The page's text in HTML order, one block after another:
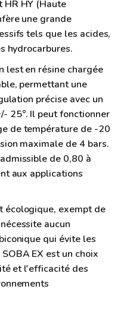
HR HY (Haute
une grande
tels que les acides,
hydrocarbures.
lest en résine chargée
permettant une
précise avec un
25°. Il peut fonctionner
de température de -20
maximale de 4 bars.
de 0,80 à
aux applications
écologique, exempt de
aucun
qui évite les
EX est un choix
et l'efficacité des